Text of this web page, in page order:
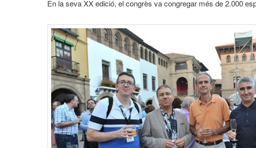
En la seva XX edició, el congrès va congregar més de 2.000